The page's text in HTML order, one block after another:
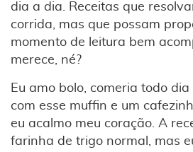
dia a dia. Receitas que
corrida, mas que possam
momento de leitura bem
merece, né?
Eu amo bolo, comeria todo
com esse muffin e um
eu acalmo meu coração. A
farinha de trigo normal, mas